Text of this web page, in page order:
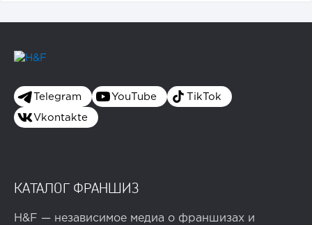
Telegram YouTube TikTok
Vkontakte
КАТАЛОГ ФРАНШИЗ
H&F — независимое медиа о франшизах и